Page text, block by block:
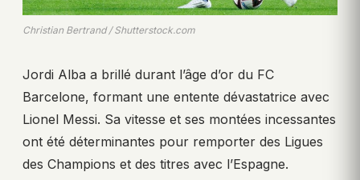
Christian Bertrand / Shutterstock.com
Jordi Alba a brillé durant l’âge d’or du FC
Barcelone, formant une entente dévastatrice avec
Lionel Messi. Sa vitesse et ses montées incessantes
ont été déterminantes pour remporter des Ligues
des Champions et des titres avec l’Espagne.